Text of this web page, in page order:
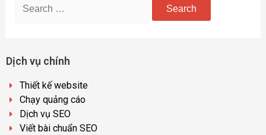
Dịch vụ chính
Thiết kế website
Chạy quảng cáo
Dịch vụ SEO
Viết bài chuẩn SEO